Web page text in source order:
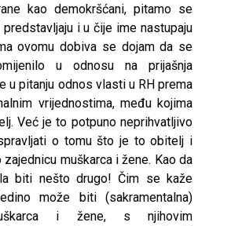
kao demokršćani, pitamo se
i u čije ime nastupaju
ovomu dobiva se dojam da se
u odnosu na prijašnja
u pitanju odnos vlasti u RH prema
vrijednostima, među kojima
Već je to potpuno neprihvatljivo
o tomu što je to obitelj i
muškarca i žene. Kao da
biti nešto drugo! Čim se kaže
može biti (sakramentalna)
i žene, s njihovim